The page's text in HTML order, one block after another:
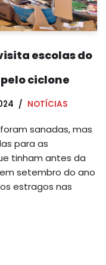
escolas do
ciclone
NOTÍCIAS
sanadas, mas
para as
tinham antes da
setembro do ano
estragos nas